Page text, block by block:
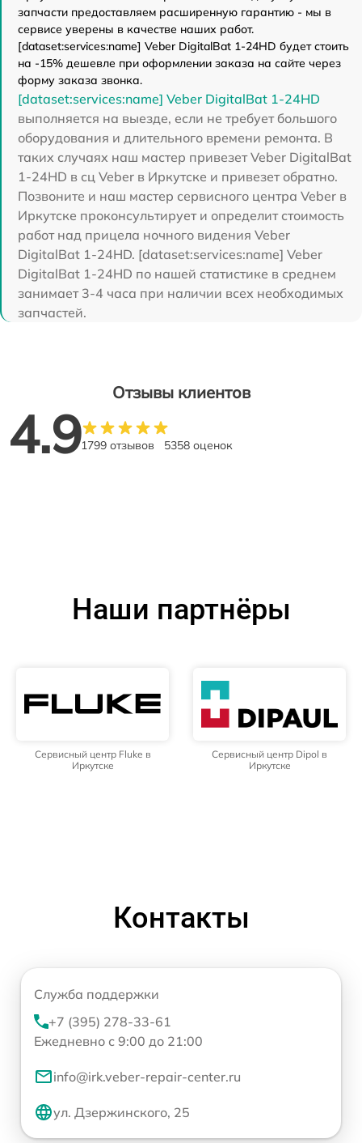
запчасти предоставляем расширенную гарантию - мы в
сервисе уверены в качестве наших работ.
[dataset:services:name] Veber DigitalBat 1-24HD будет стоить
на -15% дешевле при оформлении заказа на сайте через
форму заказа звонка.
[dataset:services:name] Veber DigitalBat 1-24HD
выполняется на выезде, если не требует большого
оборудования и длительного времени ремонта. В
таких случаях наш мастер привезет Veber DigitalBat
1-24HD в сц Veber в Иркутске и привезет обратно.
Позвоните и наш мастер сервисного центра Veber в
Иркутске проконсультирует и определит стоимость
работ над прицела ночного видения Veber
DigitalBat 1-24HD. [dataset:services:name] Veber
DigitalBat 1-24HD по нашей статистике в среднем
занимает 3-4 часа при наличии всех необходимых
запчастей.
Отзывы клиентов
4.91799 отзывов 5358 оценок
Наши партнёры
Сервисный центр Fluke в
Иркутске
Сервисный центр Dipol в
Иркутске
Контакты
Служба поддержки
+7 (395) 278-33-61
Ежедневно с 9:00 до 21:00
info@irk.veber-repair-center.ru
ул. Дзержинского, 25